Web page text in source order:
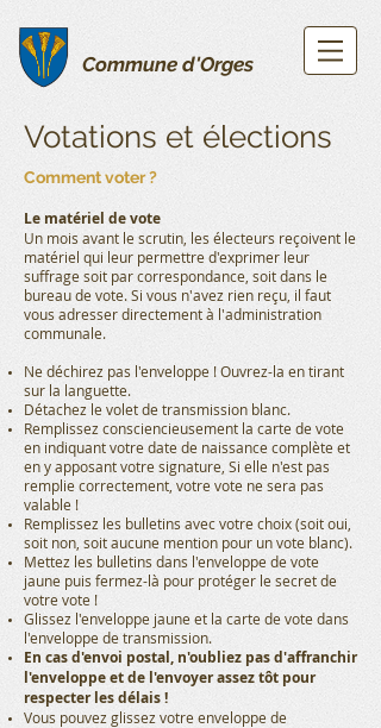
Commune d'Orges
Votations et élections
Comment voter ?
Le matériel de vote
Un mois avant le scrutin, les électeurs reçoivent le
matériel qui leur permettre d'exprimer leur
suffrage soit par correspondance, soit dans le
bureau de vote. Si vous n'avez rien reçu, il faut
vous adresser directement à l'administration
communale.
Ne déchirez pas l'enveloppe ! Ouvrez-la en tirant
sur la languette.
Détachez le volet de transmission blanc.
Remplissez consciencieusement la carte de vote
en indiquant votre date de naissance complète et
en y apposant votre signature, Si elle n'est pas
remplie correctement, votre vote ne sera pas
valable !
Remplissez les bulletins avec votre choix (soit oui,
soit non, soit aucune mention pour un vote blanc).
Mettez les bulletins dans l'enveloppe de vote
jaune puis fermez-là pour protéger le secret de
votre vote !
Glissez l'enveloppe jaune et la carte de vote dans
l'enveloppe de transmission.
En cas d'envoi postal, n'oubliez pas d'affranchir
l'enveloppe et de l'envoyer assez tôt pour
respecter les délais !
Vous pouvez glissez votre enveloppe de